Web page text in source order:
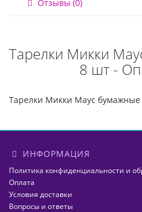
Отзывы (0)
Тарелки Микки
8 шт -
Тарелки Микки Маус
ИНФОРМАЦИЯ
Политика конфиденциальности и
Оплата
Условия доставки
Вопросы и ответы